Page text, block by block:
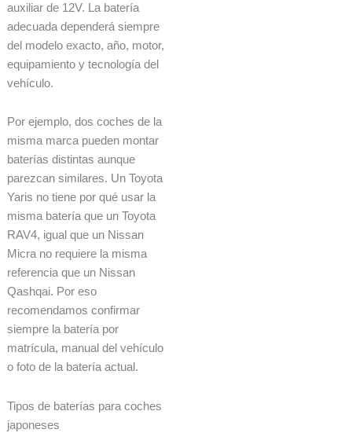
auxiliar de 12V. La batería
adecuada dependerá siempre
del modelo exacto, año, motor,
equipamiento y tecnología del
vehículo.
Por ejemplo, dos coches de la
misma marca pueden montar
baterías distintas aunque
parezcan similares. Un Toyota
Yaris no tiene por qué usar la
misma batería que un Toyota
RAV4, igual que un Nissan
Micra no requiere la misma
referencia que un Nissan
Qashqai. Por eso
recomendamos confirmar
siempre la batería por
matrícula, manual del vehículo
o foto de la batería actual.
Tipos de baterías para coches
japoneses